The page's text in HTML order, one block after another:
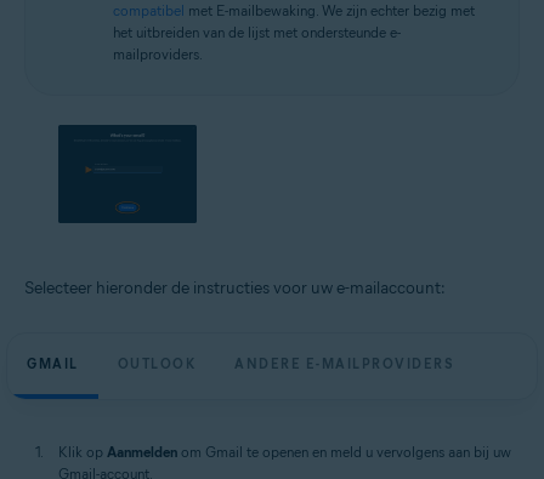
compatibel met E-mailbewaking. We zijn echter bezig met
het uitbreiden van de lijst met ondersteunde e-
mailproviders.
Selecteer hieronder de instructies voor uw e-mailaccount:
GMAIL OUTLOOK ANDERE E-MAILPROVIDERS
Klik op Aanmelden om Gmail te openen en meld u vervolgens aan bij uw
Gmail-account.